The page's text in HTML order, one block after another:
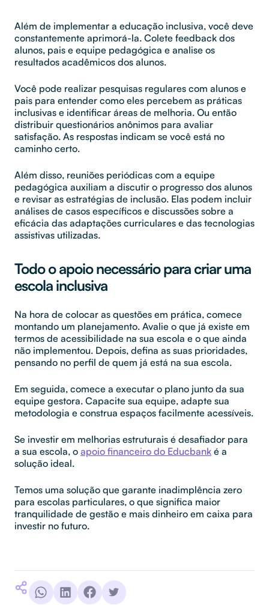
Além de implementar a educação inclusiva, você deve
constantemente aprimorá-la. Colete feedback dos
alunos, pais e equipe pedagógica e analise os
resultados acadêmicos dos alunos.
Você pode realizar pesquisas regulares com alunos e
pais para entender como eles percebem as práticas
inclusivas e identificar áreas de melhoria. Ou então
distribuir questionários anônimos para avaliar
satisfação. As respostas indicam se você está no
caminho certo.
Além disso, reuniões periódicas com a equipe
pedagógica auxiliam a discutir o progresso dos alunos
e revisar as estratégias de inclusão. Elas podem incluir
análises de casos específicos e discussões sobre a
eficácia das adaptações curriculares e das tecnologias
assistivas utilizadas.
Todo o apoio necessário para criar uma
escola inclusiva
Na hora de colocar as questões em prática, comece
montando um planejamento. Avalie o que já existe em
termos de acessibilidade na sua escola e o que ainda
não implementou. Depois, defina as suas prioridades,
pensando no perfil de quem já está na sua escola.
Em seguida, comece a executar o plano junto da sua
equipe gestora. Capacite sua equipe, adapte sua
metodologia e construa espaços facilmente acessíveis.
Se investir em melhorias estruturais é desafiador para
a sua escola, o apoio financeiro do Educbank é a
solução ideal.
Temos uma solução que garante inadimplência zero
para escolas particulares, o que significa maior
tranquilidade de gestão e mais dinheiro em caixa para
investir no futuro.